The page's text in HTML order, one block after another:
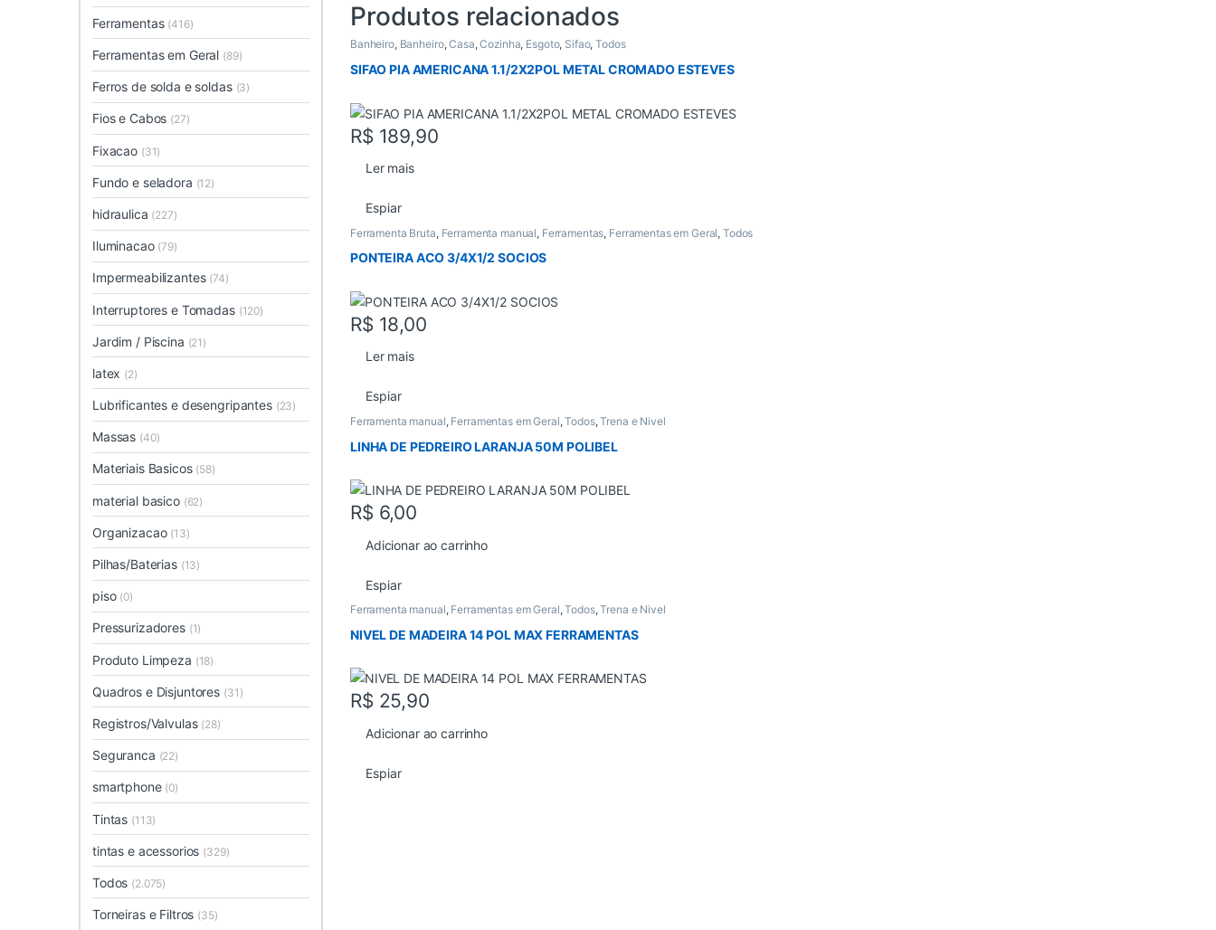
Produtos relacionados
Banheiro, Banheiro,Casa,Cozinha, Esgoto, Sifao,Todos
SIFAO PIA AMERICANA 1.1/2X2POL METAL CROMADO ESTEVES
R$ 189,90
Ler mais
Espiar
Ferramenta Bruta, Ferramenta manual, Ferramentas, Ferramentas em Geral, Todos
PONTEIRA ACO 3/4X1/2 SOCIOS
R$ 18,00
Ler mais
Espiar
Ferramenta manual, Ferramentas em Geral,Todos,Trena e Nivel
LINHA DE PEDREIRO LARANJA 50M POLIBEL
R$ 6,00
Adicionar ao carrinho
Espiar
Ferramenta manual, Ferramentas em Geral,Todos,Trena e Nivel
NIVEL DE MADEIRA 14 POL MAX FERRAMENTAS
R$ 25,90
Adicionar ao carrinho
Espiar
Ferramentas (416)
Ferramentas em Geral (89)
Ferros de solda e soldas (3)
Fios e Cabos (27)
Fixacao (31)
Fundo e seladora (12)
hidraulica (227)
Iluminacao (79)
Impermeabilizantes (74)
Interruptores e Tomadas (120)
Jardim / Piscina (21)
latex (2)
Lubrificantes e desengripantes (23)
Massas (40)
Materiais Basicos (58)
material basico (62)
Organizacao (13)
Pilhas/Baterias (13)
piso (0)
Pressurizadores (1)
Produto Limpeza (18)
Quadros e Disjuntores (31)
Registros/Valvulas (28)
Seguranca (22)
smartphone (0)
Tintas (113)
tintas e acessorios (329)
Todos (2.075)
Torneiras e Filtros (35)